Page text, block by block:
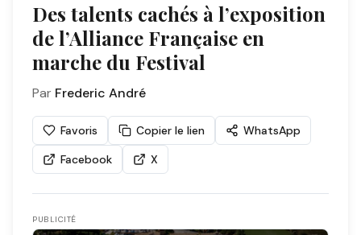
Des talents cachés à l’exposition
de l’Alliance Française en
marche du Festival
Par Frederic André
Favoris Copier le lien
WhatsApp
Facebook
X
PUBLICITÉ